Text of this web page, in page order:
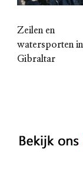
Zeilen en
watersporten in
Gibraltar